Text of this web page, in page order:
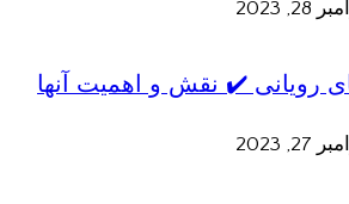
28, 2023
رویانی ✔️ نقش و اهمیت آنها
27, 2023